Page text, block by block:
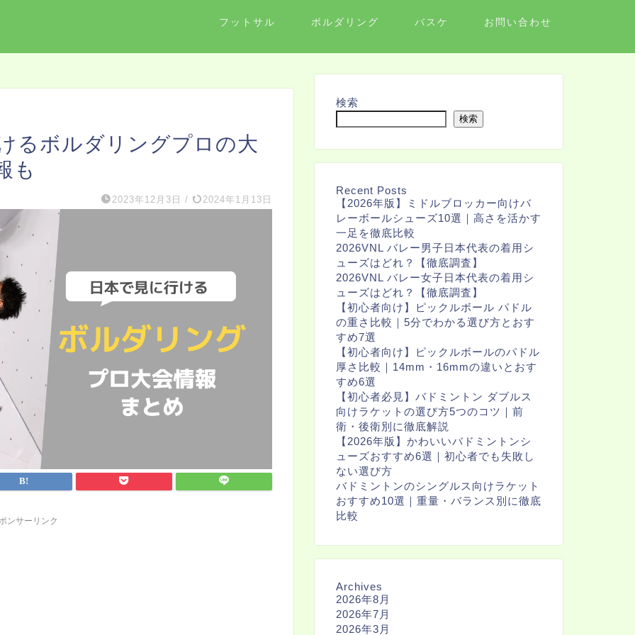
フットサル ボルダリング バスケ お問い合わせ
るボルダリングプロの大
も
2023年12月3日 / 2024年1月13日
ンサーリンク
検索
検索
Recent Posts
【2026年版】ミドルブロッカー向けバ
レーボールシューズ10選｜高さを活かす
一足を徹底比較
2026VNL バレー男子日本代表の着用シ
ューズはどれ？【徹底調査】
2026VNL バレー女子日本代表の着用シ
ューズはどれ？【徹底調査】
【初心者向け】ピックルボール パドル
の重さ比較｜5分でわかる選び方とおす
すめ7選
【初心者向け】ピックルボールのパドル
厚さ比較｜14mm・16mmの違いとおす
すめ6選
【初心者必見】バドミントン ダブルス
向けラケットの選び方5つのコツ｜前
衛・後衛別に徹底解説
【2026年版】かわいいバドミントンシ
ューズおすすめ6選｜初心者でも失敗し
ない選び方
バドミントンのシングルス向けラケット
おすすめ10選｜重量・バランス別に徹底
比較
Archives
2026年8月
2026年7月
2026年3月